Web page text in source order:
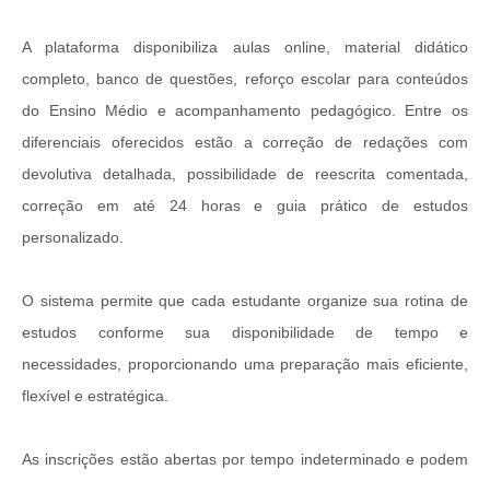
A plataforma disponibiliza aulas online, material didático
completo, banco de questões, reforço escolar para conteúdos
do Ensino Médio e acompanhamento pedagógico. Entre os
diferenciais oferecidos estão a correção de redações com
devolutiva detalhada, possibilidade de reescrita comentada,
correção em até 24 horas e guia prático de estudos
personalizado.
O sistema permite que cada estudante organize sua rotina de
estudos conforme sua disponibilidade de tempo e
necessidades, proporcionando uma preparação mais eficiente,
flexível e estratégica.
As inscrições estão abertas por tempo indeterminado e podem